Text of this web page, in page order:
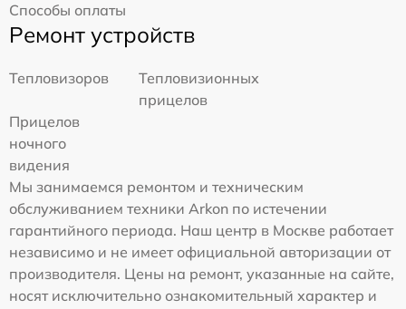
Способы оплаты
Ремонт устройств
Тепловизоров
Тепловизионных
прицелов
Прицелов
ночного
видения
Мы занимаемся ремонтом и техническим
обслуживанием техники Arkon по истечении
гарантийного периода. Наш центр в Москве работает
независимо и не имеет официальной авторизации от
производителя. Цены на ремонт, указанные на сайте,
носят исключительно ознакомительный характер и